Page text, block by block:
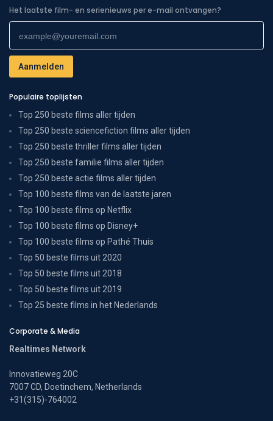
Het laatste film- en serienieuws per e-mail ontvangen?
Populaire toplijsten
Top 250 beste films aller tijden
Top 250 beste sciencefiction films aller tijden
Top 250 beste thriller films aller tijden
Top 250 beste familie films aller tijden
Top 250 beste actie films aller tijden
Top 100 beste films van de laatste jaren
Top 100 beste films op Netflix
Top 100 beste films op Disney+
Top 100 beste films op Pathé Thuis
Top 50 beste films uit 2020
Top 50 beste films uit 2018
Top 50 beste films uit 2019
Top 25 beste films in het Nederlands
Corporate & Media
Realtimes Network
Innovatieweg 20C
7007 CD, Doetinchem, Netherlands
+31(315)-764002